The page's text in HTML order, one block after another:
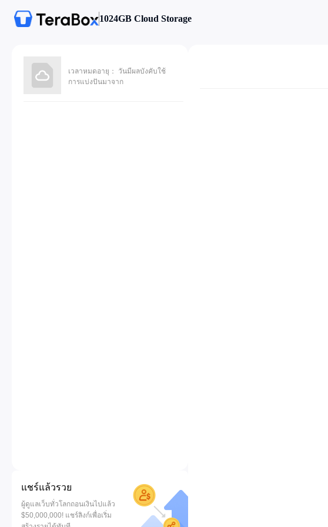
1024GB Cloud Storage
เวลาหมดอายุ： วันมีผลบังคับใช้
การแบ่งปันมาจาก
แชร์แล้วรวย
ผู้ดูแลเว็บทั่วโลกถอนเงินไปแล้ว
$50,000,000! แชร์ลิงก์เพื่อเริ่ม